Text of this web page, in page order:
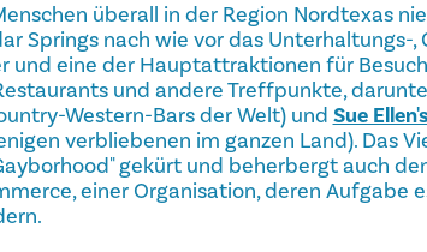
überall in der Region Nordtexas
Springs nach wie vor das Unterhaltungs-
und eine der Hauptattraktionen für
und andere Treffpunkte,
Western-Bars der Welt) und Sue Ellen's
verbliebenen im ganzen Land). Das
gekürt und beherbergt auch
einer Organisation, deren Aufgabe